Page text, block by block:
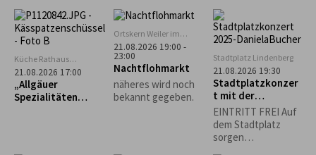
Familien Pro Familie
60 €.
Küche Rathaus
Scheidegg
21.08.2026 17:00
„Allgäuer
Spezialitäten
Ortskern Weiler im
Allgäu
21.08.2026 19:00 -
23:00
Nachtflohmarkt
näheres wird noch
bekannt gegeben.
Stadtplatz Lindenberg
21.08.2026 19:30
Stadtplatzkonzer
t mit der
Musikgruppe
"Bährig Böhmisch"
EINTRITT FREI Auf
dem Stadtplatz
sorgen